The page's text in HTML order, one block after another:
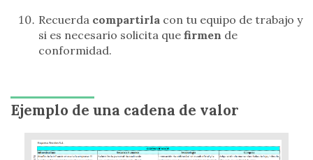
Recuerda compartirla con tu equipo de trabajo y
si es necesario solicita que firmen de
conformidad.
Ejemplo de una cadena de valor